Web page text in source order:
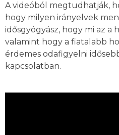
A videóból megtudhatják,
hogy milyen irányelvek
idősgyógyász, hogy mi az a
valamint hogy a fiatalabb
érdemes odafigyelni
kapcsolatban.